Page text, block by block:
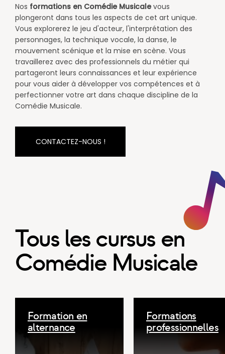
​Nos formations en Comédie Musicalevous
plongeront dans tous les aspects de cet art unique.
Vous explorerez le jeu d'acteur, l'interprétation des
personnages, la technique vocale, la danse, le
mouvement scénique et la mise en scène. Vous
travaillerez avec des professionnels du métier qui
partageront leurs connaissances et leur expérience
pour vous aider à développer vos compétences et à
perfectionner votre art dans chaque discipline de la
Comédie Musicale.​​
CONTACTEZ-NOUS !
Tous les cursus en
Comédie Musicale
Formation en
alternance
Formations
professionnelles